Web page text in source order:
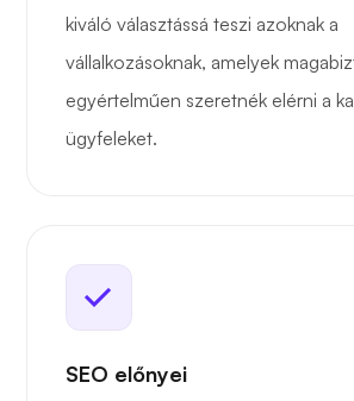
kiváló választássá teszi azoknak a
vállalkozásoknak, amelyek
egyértelműen szeretnék elérni a
ügyfeleket.
SEO előnyei